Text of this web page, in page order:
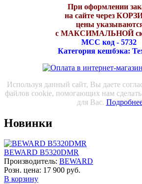
При оформлении
на сайте через
цены
с МАКСИМАЛЬНОЙ
МСС код - 5732
Категория кешбэка:
Используя данный сайт, Вы даете
файлов cookie, помогающих нам
для Вас.
Новинки
BEWARD B5320DMR
Производитель: BEWARD
Розн. цена: 17 900 руб.
В корзину